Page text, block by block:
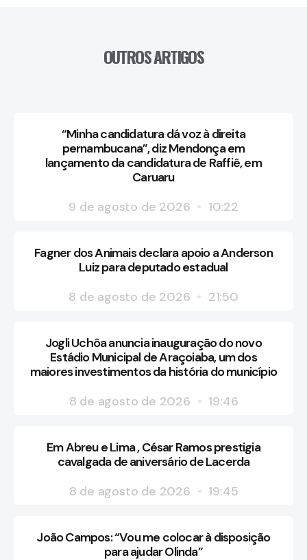
OUTROS ARTIGOS
“Minha candidatura dá voz à direita
pernambucana”, diz Mendonça em
lançamento da candidatura de Raffiê, em
Caruaru
9 de agosto de 2026
10:22
Fagner dos Animais declara apoio a Anderson
Luiz para deputado estadual
8 de agosto de 2026
21:50
Jogli Uchôa anuncia inauguração do novo
Estádio Municipal de Araçoiaba, um dos
maiores investimentos da história do município
8 de agosto de 2026
19:46
Em Abreu e Lima , César Ramos prestigia
cavalgada de aniversário de Lacerda
8 de agosto de 2026
19:45
João Campos: “Vou me colocar à disposição
para ajudar Olinda”